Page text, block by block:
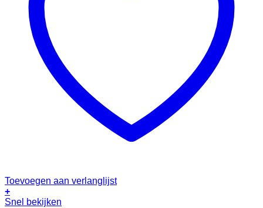
Toevoegen aan verlanglijst
+
Snel bekijken